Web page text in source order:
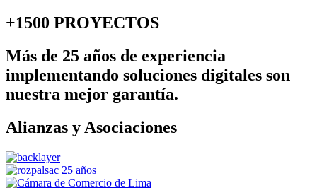
+1500 PROYECTOS
Más de 25 años de experiencia
implementando soluciones digitales son
nuestra mejor garantía.
Alianzas y Asociaciones